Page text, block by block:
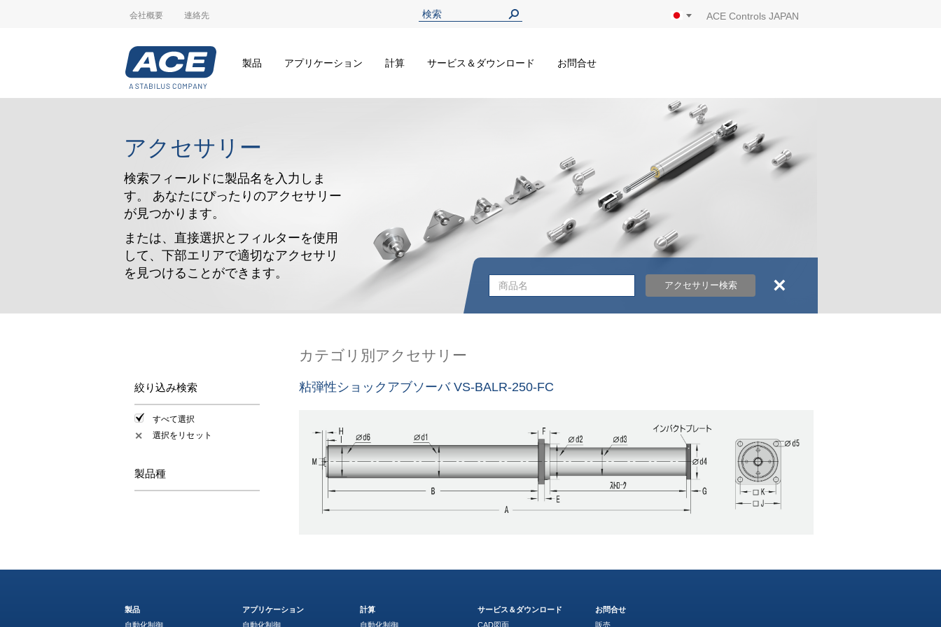
会社概要 連絡先 ACE Controls JAPAN
製品 アプリケーション 計算 サービス＆ダウンロード お問合せ
アクセサリー
検索フィールドに製品名を入力しま
す。 あなたにぴったりのアクセサリー
が見つかります。
または、直接選択とフィルターを使用
して、下部エリアで適切なアクセサリ
を見つけることができます。
アクセサリー検索 ×
絞り込み検索
すべて選択
✕ 選択をリセット
製品種
カテゴリ別アクセサリー
粘弾性ショックアブソーバ VS-BALR-250-FC
製品
自動化制御
アプリケーション
自動化制御
計算
自動化制御
サービス＆ダウンロード
CAD図面
お問合せ
販売